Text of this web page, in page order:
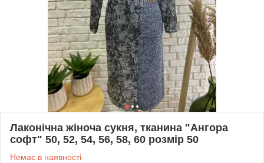
Лаконічна жіноча сукня, тканина "Ангора
софт" 50, 52, 54, 56, 58, 60 розмір 50
Немає в наявності